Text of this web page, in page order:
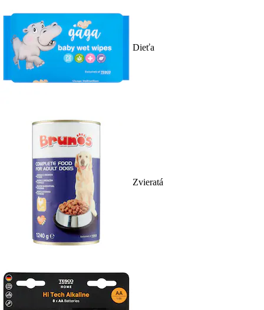
Dieťa
Zvieratá